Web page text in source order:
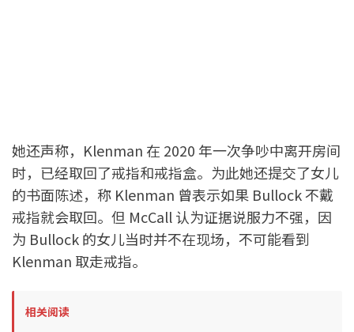
她还声称，Klenman 在 2020 年一次争吵中离开房间
时，已经取回了戒指和戒指盒。为此她还提交了女儿
的书面陈述，称 Klenman 曾表示如果 Bullock 不戴
戒指就会取回。但 McCall 认为证据说服力不强，因
为 Bullock 的女儿当时并不在现场，不可能看到
Klenman 取走戒指。
相关阅读